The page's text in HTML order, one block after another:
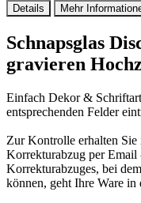
Details Mehr
Schnapsglas
gravieren
Einfach Dekor &
entsprechenden Felder
Zur Kontrolle erhalten Sie
Korrekturabzug per Email
Korrekturabzuges, bei
können, geht Ihre Ware in